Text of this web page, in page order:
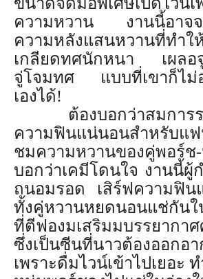
ความหวาน งานนี้อาจจ
ความหลังแสนหวานที่ทำใ
เกลียดทศนักหนา เผล
จู่โจมทศ แบบที่เขาก็ไม่
เองได้!
ต้องบอกว่าสมการ
ความฟินแน่นอนสำหรับแฟ
ชมความหวานของคู่พอร์ช
บอกว่าเคมีโดนใจ งานนี้
ถนอมรอด เสิร์ฟความฟิน
ทั้งคู่หวานหยดนอนแช่กันใ
ที่ตีฟองมเสริมมบรรยากา
ซึ่งเป็นซีนที่นาวต้องออกอ
เพราะดื่มไวน์เข้าไปเยอะ